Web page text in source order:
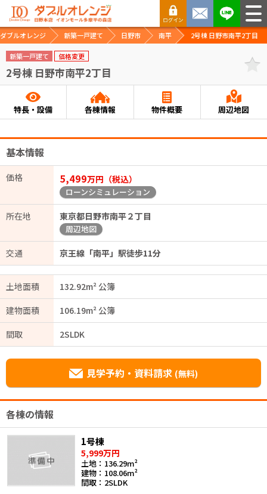
ブルオレンジ 新築一戸建て 日野市 南平 2号棟 日野市南平2丁目
新築一戸建て 価格変更
2号棟 日野市南平2丁目
特長・設備 各棟情報 物件概要 周辺地図
基本情報
価格 5,499万円（税込）
ローンシミュレーション
所在地 東京都日野市南平２丁目
周辺地図
交通 京王線「南平」駅徒歩11分
土地面積
132.92m² 公簿
建物面積
106.19m² 公簿
間取
2SLDK
見学予約・資料請求 (無料)
各棟の情報
1号棟
5,999万円
土地：136.29m²
建物：108.06m²
間取：2SLDK